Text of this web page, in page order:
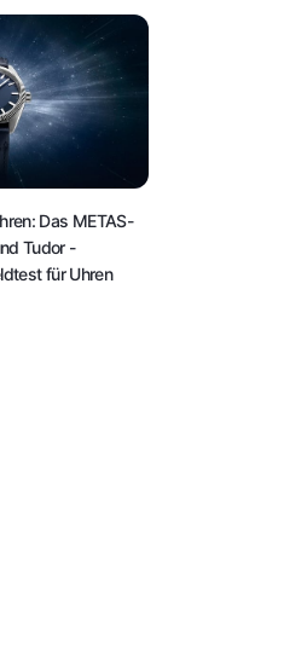
Das METAS-
Tudor -
für Uhren